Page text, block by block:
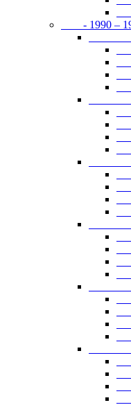
- 1990 –
-
-
-
-
-
-